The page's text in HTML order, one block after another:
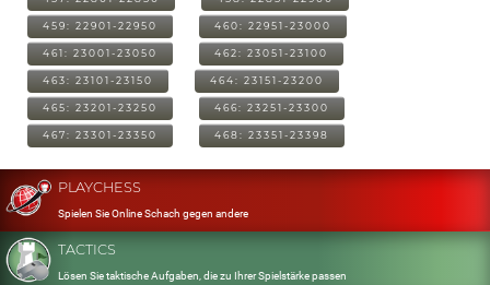
459: 22901-22950 460: 22951-23000
461: 23001-23050 462: 23051-23100
463: 23101-23150 464: 23151-23200
465: 23201-23250 466: 23251-23300
467: 23301-23350 468: 23351-23398
PLAYCHESS
Spielen Sie Online Schach gegen andere
TACTICS
Lösen Sie taktische Aufgaben, die zu Ihrer Spielstärke passen